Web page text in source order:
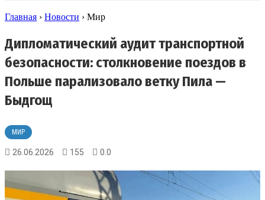
Главная › Новости › Мир
Дипломатический аудит транспортной
безопасности: столкновение поездов в
Польше парализовало ветку Пила —
Быдгощ
МИР
26.06.2026 155 0.0